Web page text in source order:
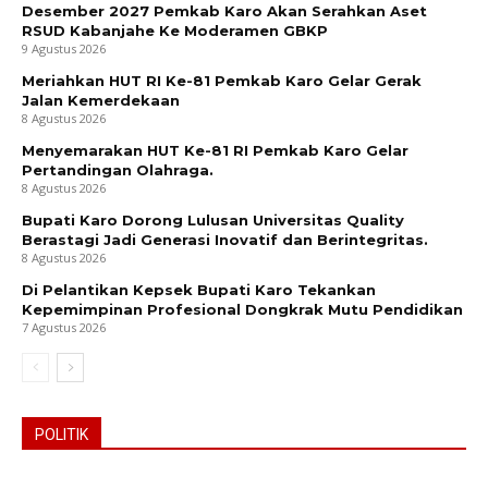
Bagikan Artikel
Berita Lainnya
Desember 2027 Pemkab Karo Akan Serahkan Aset
RSUD Kabanjahe Ke Moderamen GBKP
9 Agustus 2026
Meriahkan HUT RI Ke-81 Pemkab Karo Gelar Gerak
Jalan Kemerdekaan
8 Agustus 2026
Menyemarakan HUT Ke-81 RI Pemkab Karo Gelar
Pertandingan Olahraga.
8 Agustus 2026
Bupati Karo Dorong Lulusan Universitas Quality
Berastagi Jadi Generasi Inovatif dan Berintegritas.
8 Agustus 2026
Di Pelantikan Kepsek Bupati Karo Tekankan
Kepemimpinan Profesional Dongkrak Mutu Pendidikan
7 Agustus 2026
POLITIK